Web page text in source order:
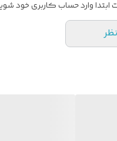
ابتدا وارد حساب کاربری خود